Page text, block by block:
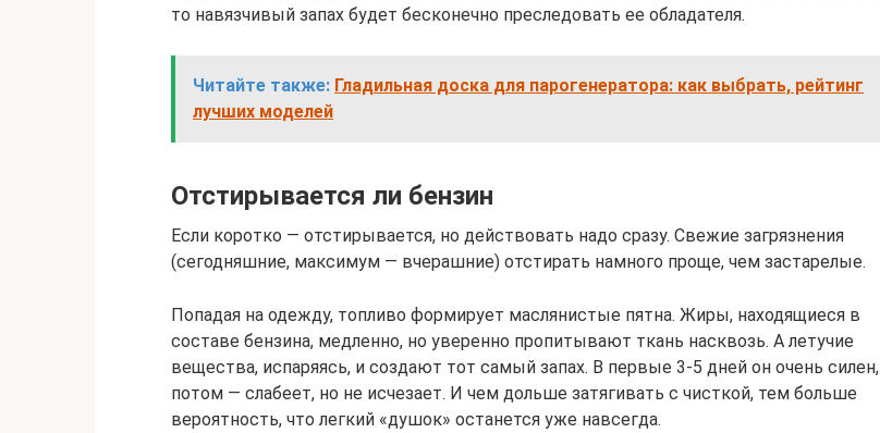
то навязчивый запах будет бесконечно преследовать ее обладателя.
Читайте также: Гладильная доска для парогенератора: как выбрать, рейтинг
лучших моделей
Отстирывается ли бензин
Если коротко — отстирывается, но действовать надо сразу. Свежие загрязнения
(сегодняшние, максимум — вчерашние) отстирать намного проще, чем застарелые.
Попадая на одежду, топливо формирует маслянистые пятна. Жиры, находящиеся в
составе бензина, медленно, но уверенно пропитывают ткань насквозь. А летучие
вещества, испаряясь, и создают тот самый запах. В первые 3-5 дней он очень силен,
потом — слабеет, но не исчезает. И чем дольше затягивать с чисткой, тем больше
вероятность, что легкий «душок» останется уже навсегда.